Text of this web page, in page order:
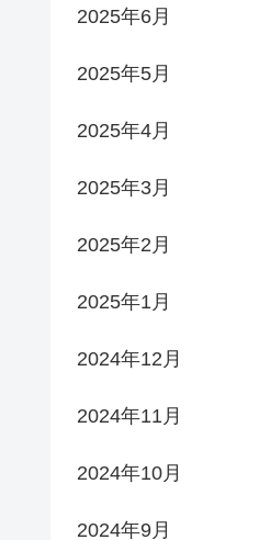
2025年6月
2025年5月
2025年4月
2025年3月
2025年2月
2025年1月
2024年12月
2024年11月
2024年10月
2024年9月